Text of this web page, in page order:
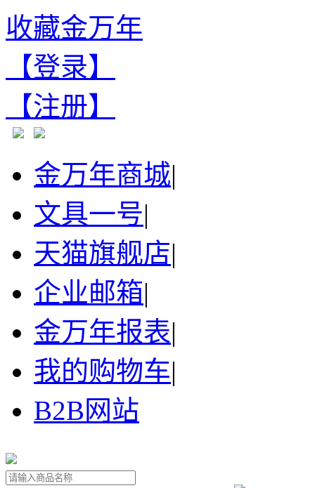
收藏金万年
【登录】
【注册】
金万年商城|
文具一号|
天猫旗舰店|
企业邮箱|
金万年报表|
我的购物车|
B2B网站